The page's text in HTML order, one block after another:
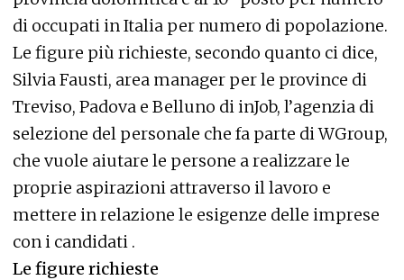
di occupati in Italia per numero di popolazione.
Le figure più richieste, secondo quanto ci dice,
Silvia Fausti, area manager per le province di
Treviso, Padova e Belluno di inJob, l’agenzia di
selezione del personale che fa parte di WGroup,
che vuole aiutare le persone a realizzare le
proprie aspirazioni attraverso il lavoro e
mettere in relazione le esigenze delle imprese
con i candidati .
Le figure richieste